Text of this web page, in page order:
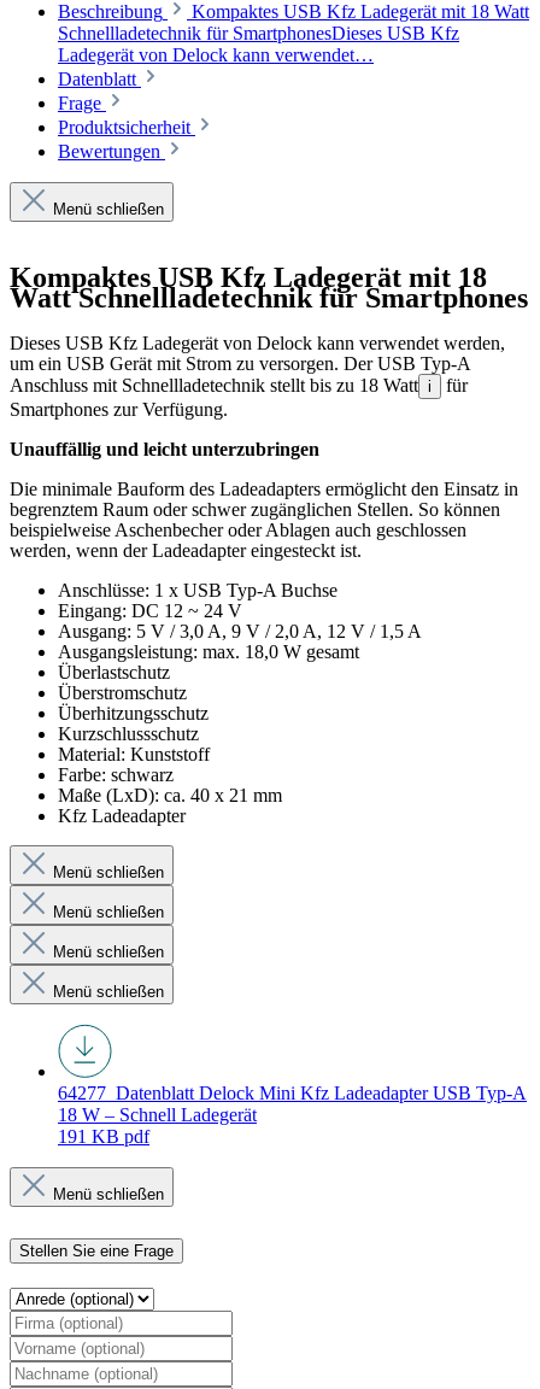
Beschreibung
Kompaktes USB Kfz Ladegerät mit 18 Watt
Schnellladetechnik für SmartphonesDieses USB Kfz
Ladegerät von Delock kann verwendet…
Datenblatt
Frage
Produktsicherheit
Bewertungen
Menü schließen
Kompaktes USB Kfz Ladegerät mit 18
Watt Schnellladetechnik für Smartphones
Dieses USB Kfz Ladegerät von Delock kann verwendet werden,
um ein USB Gerät mit Strom zu versorgen. Der USB Typ-A
Anschluss mit Schnellladetechnik stellt bis zu 18 Watt i
für
Smartphones zur Verfügung.
Unauffällig und leicht unterzubringen
Die minimale Bauform des Ladeadapters ermöglicht den Einsatz in
begrenztem Raum oder schwer zugänglichen Stellen. So können
beispielweise Aschenbecher oder Ablagen auch geschlossen
werden, wenn der Ladeadapter eingesteckt ist.
Anschlüsse: 1 x USB Typ-A Buchse
Eingang: DC 12 ~ 24 V
Ausgang: 5 V / 3,0 A, 9 V / 2,0 A, 12 V / 1,5 A
Ausgangsleistung: max. 18,0 W gesamt
Überlastschutz
Überstromschutz
Überhitzungsschutz
Kurzschlussschutz
Material: Kunststoff
Farbe: schwarz
Maße (LxD): ca. 40 x 21 mm
Kfz Ladeadapter
Menü schließen
Menü schließen
Menü schließen
Menü schließen
64277_Datenblatt Delock Mini Kfz Ladeadapter USB Typ-A
18 W – Schnell Ladegerät
191 KB pdf
Menü schließen
Stellen Sie eine Frage